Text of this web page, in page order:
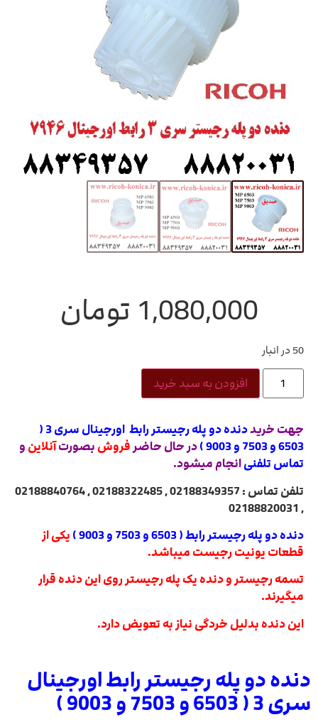
1,080,000 تومان
50 در انبار
افزودن به سبد خرید
جهت خرید
دنده دو پله رجيستر رابط اورجينال سری 3 (
6503 و 7503 و 9003 )
در حال حاضرفروش بصورتآنلاین و
تماس تلفنیانجام میشود.
تلفن تماس : 02188349357 , 02188322485 , 02188840764
, 02188820031
دنده دو پله رجيستررابط( 6503 و 7503 و 9003 )
یکی از
قطعات یونیت رجیست میباشد.
تسمه رجیستر و دنده یک پله رجیستر روی این دنده قرار
میگیرند.
این دنده بدلیل خردگی نیاز به تعویض دارد.
دنده دو پله رجيستر رابط اورجينال
سری 3 ( 6503 و 7503 و 9003 )